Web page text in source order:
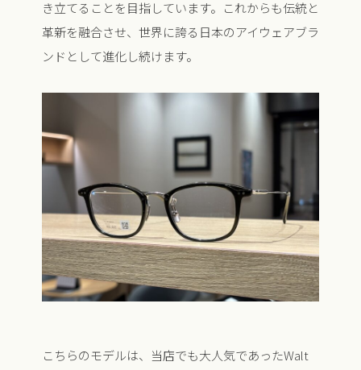
き立てることを目指しています。これからも伝統と
革新を融合させ、世界に誇る日本のアイウェアブラ
ンドとして進化し続けます。
こちらのモデルは、当店でも大人気であったWalt